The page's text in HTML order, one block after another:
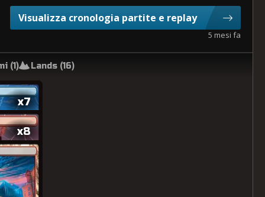
Visualizza cronologia partite e replay
5 mesi fa
(1) Lands (16)
x7
x8